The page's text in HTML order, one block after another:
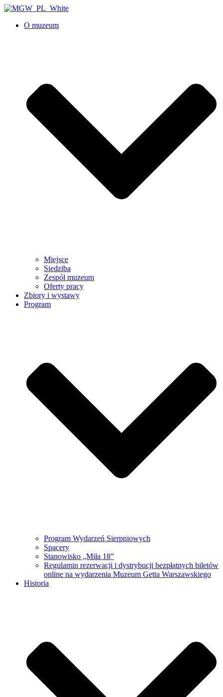
O muzeum
Miejsce
Siedziba
Zespół muzeum
Oferty pracy
Zbiory i wystawy
Program
Program Wydarzeń Sierpniowych
Spacery
Stanowisko „Miła 18”
Regulamin rezerwacji i dystrybucji bezpłatnych biletów
online na wydarzenia Muzeum Getta Warszawskiego
Historia